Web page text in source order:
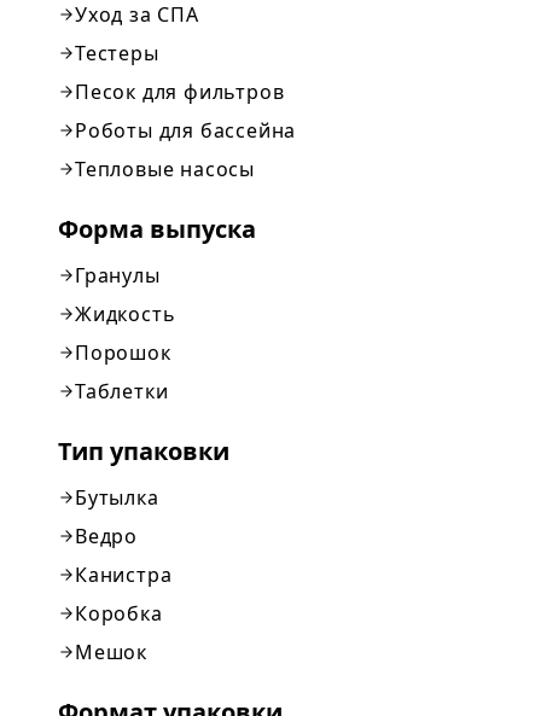
Уход за СПА
Тестеры
Песок для фильтров
Роботы для бассейна
Тепловые насосы
Форма выпуска
Гранулы
Жидкость
Порошок
Таблетки
Тип упаковки
Бутылка
Ведро
Канистра
Коробка
Мешок